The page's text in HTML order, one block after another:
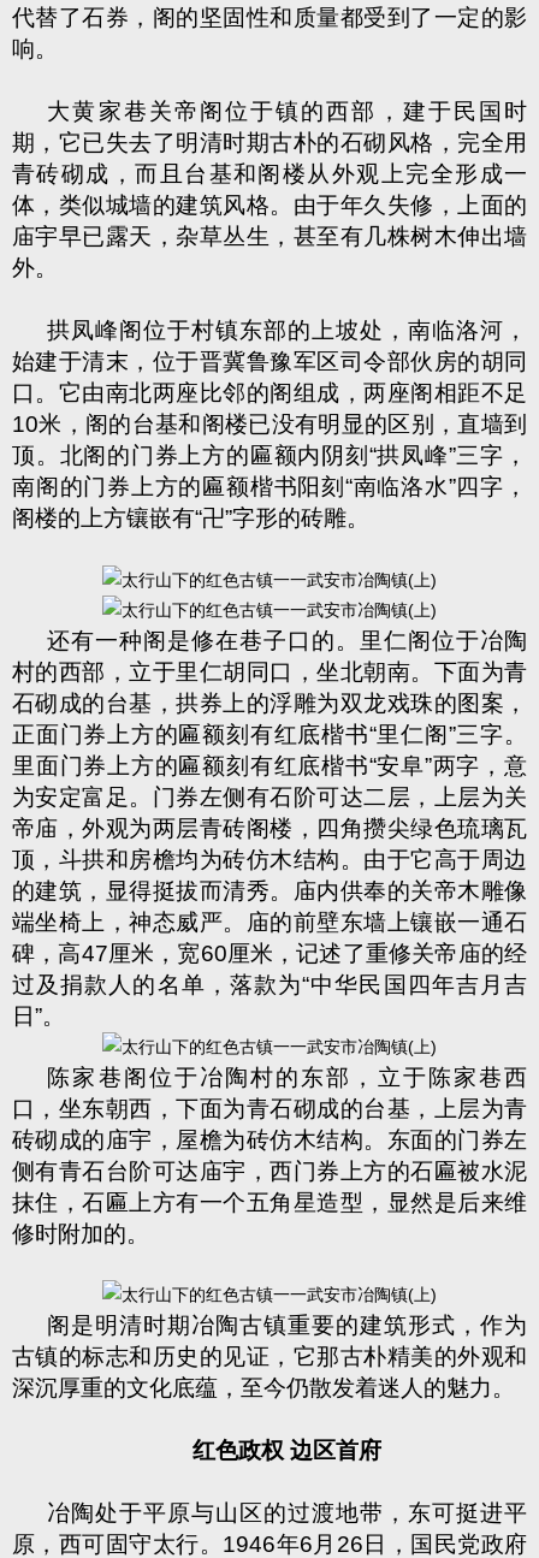
代替了石券，阁的坚固性和质量都受到了一定的影
响。
大黄家巷关帝阁位于镇的西部，建于民国时
期，它已失去了明清时期古朴的石砌风格，完全用
青砖砌成，而且台基和阁楼从外观上完全形成一
体，类似城墙的建筑风格。由于年久失修，上面的
庙宇早已露天，杂草丛生，甚至有几株树木伸出墙
外。
拱凤峰阁位于村镇东部的上坡处，南临洛河，
始建于清末，位于晋冀鲁豫军区司令部伙房的胡同
口。它由南北两座比邻的阁组成，两座阁相距不足
10米，阁的台基和阁楼已没有明显的区别，直墙到
顶。北阁的门券上方的匾额内阴刻 “拱凤峰”三字，
南阁的门券上方的匾额楷书阳刻 “南临洛水”四字，
阁楼的上方镶嵌有“卍”字形的砖雕。
还有一种阁是修在巷子口的。里仁阁位于冶陶
村的西部，立于里仁胡同口，坐北朝南。下面为青
石砌成的台基，拱券上的浮雕为双龙戏珠的图案，
正面门券上方的匾额刻有红底楷书“里仁阁”三字。
里面门券上方的匾额刻有红底楷书“安阜”两字，意
为安定富足。门券左侧有石阶可达二层，上层为关
帝庙，外观为两层青砖阁楼，四角攒尖绿色琉璃瓦
顶，斗拱和房檐均为砖仿木结构。由于它高于周边
的建筑，显得挺拔而清秀。庙内供奉的关帝木雕像
端坐椅上，神态威严。庙的前壁东墙上镶嵌一通石
碑，高47厘米，宽60厘米，记述了重修关帝庙的经
过及捐款人的名单，落款为“中华民国四年吉月吉
日”。
陈家巷阁位于冶陶村的东部，立于陈家巷西
口，坐东朝西，下面为青石砌成的台基，上层为青
砖砌成的庙宇，屋檐为砖仿木结构。东面的门券左
侧有青石台阶可达庙宇，西门券上方的石匾被水泥
抹住，石匾上方有一个五角星造型，显然是后来维
修时附加的。
阁是明清时期冶陶古镇重要的建筑形式，作为
古镇的标志和历史的见证，它那古朴精美的外观和
深沉厚重的文化底蕴，至今仍散发着迷人的魅力。
红色政权 边区首府
冶陶处于平原与山区的过渡地带，东可挺进平
原，西可固守太行。 1946年6 月 26 日，国民党政府